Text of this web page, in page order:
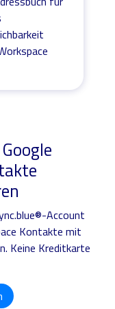
Account
Kontakte mit
Keine Kreditkarte